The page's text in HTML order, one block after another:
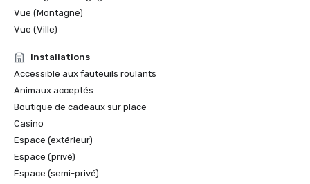
Vue (Montagne)
Vue (Ville)
Installations
Accessible aux fauteuils roulants
Animaux acceptés
Boutique de cadeaux sur place
Casino
Espace (extérieur)
Espace (privé)
Espace (semi-privé)